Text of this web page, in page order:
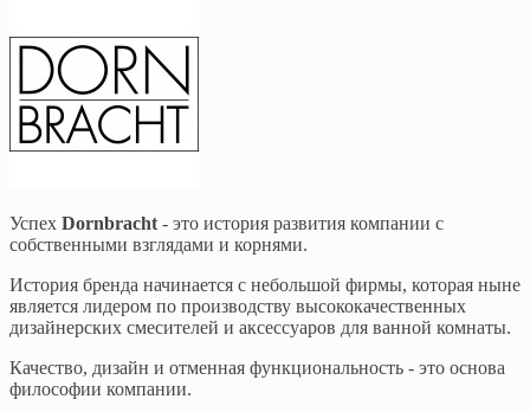
Успех Dornbracht - это история развития компании с
собственными взглядами и корнями.
История бренда начинается с небольшой фирмы, которая ныне
является лидером по производству высококачественных
дизайнерских смесителей и аксессуаров для ванной комнаты.
Качество, дизайн и отменная функциональность - это основа
философии компании.